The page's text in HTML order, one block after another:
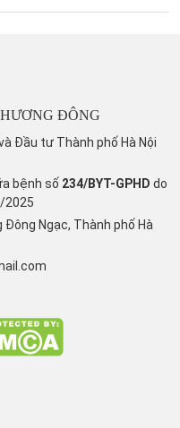
ĐÔNG
Đầu tư Thành phố Hà Nội
bệnh số 234/BYT-GPHD do
2025
Ngạc, Thành phố Hà